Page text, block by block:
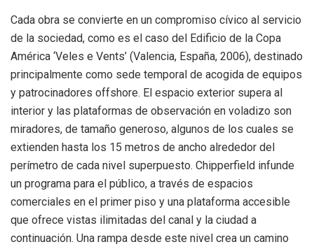
Cada obra se convierte en un compromiso cívico al servicio
de la sociedad, como es el caso del Edificio de la Copa
América ‘Veles e Vents’ (Valencia, España, 2006), destinado
principalmente como sede temporal de acogida de equipos
y patrocinadores offshore. El espacio exterior supera al
interior y las plataformas de observación en voladizo son
miradores, de tamaño generoso, algunos de los cuales se
extienden hasta los 15 metros de ancho alrededor del
perímetro de cada nivel superpuesto. Chipperfield infunde
un programa para el público, a través de espacios
comerciales en el primer piso y una plataforma accesible
que ofrece vistas ilimitadas del canal y la ciudad a
continuación. Una rampa desde este nivel crea un camino